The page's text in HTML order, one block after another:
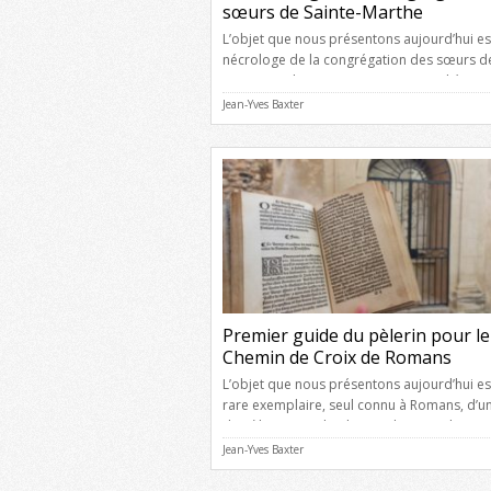
sœurs de Sainte-Marthe
L’objet que nous présentons aujourd’hui
nécrologe de la congrégation des sœurs
Sainte-Marthe. Mesurant 55×65 cm, il était
dans la salle du chapitre de la congrégation,
à-dire à l’endroit où les religieuses
décisions quant au fonctionnement et à
l’organisation de leur école. Ce nécrologe
comporte les noms de 289 religieuses […]
Jean-Yves Baxter
Premier guide du pèlerin pour le
Chemin de Croix de Romans
L’objet que nous présentons aujourd’hui
rare exemplaire, seul connu à Romans,
du pèlerin pour le Chemin de Croix de
publié en 1551. C’est aussi le plus ancien
pèlerin aujourd’hui connu à Romans.
Jean-Yves Baxter